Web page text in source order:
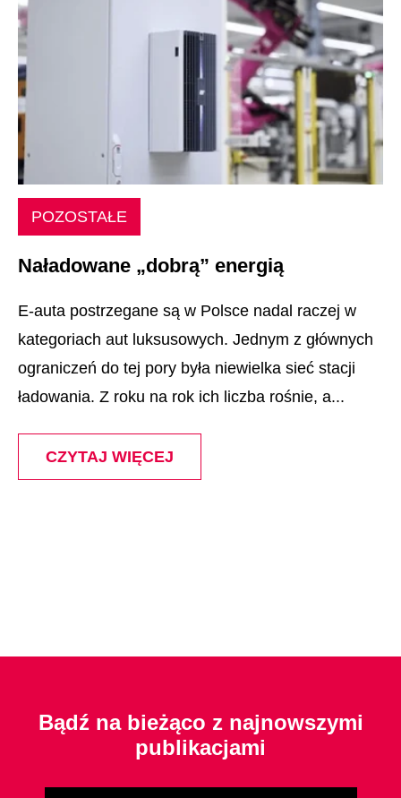
POZOSTAŁE
Naładowane „dobrą” energią
E-auta postrzegane są w Polsce nadal raczej w
kategoriach aut luksusowych. Jednym z głównych
ograniczeń do tej pory była niewielka sieć stacji
ładowania. Z roku na rok ich liczba rośnie, a...
CZYTAJ WIĘCEJ
Bądź na bieżąco z najnowszymi
publikacjami